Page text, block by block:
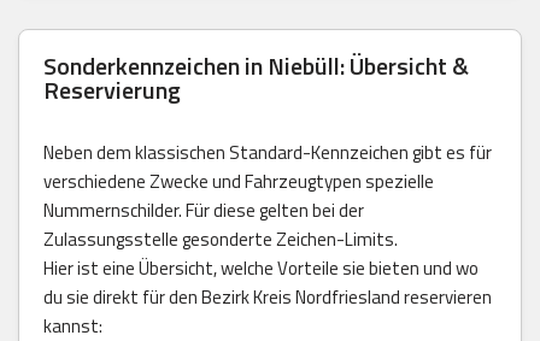
Sonderkennzeichen in Niebüll: Übersicht &
Reservierung
Neben dem klassischen Standard-Kennzeichen gibt es für
verschiedene Zwecke und Fahrzeugtypen spezielle
Nummernschilder. Für diese gelten bei der
Zulassungsstelle gesonderte Zeichen-Limits.
Hier ist eine Übersicht, welche Vorteile sie bieten und wo
du sie direkt für den Bezirk Kreis Nordfriesland reservieren
kannst: